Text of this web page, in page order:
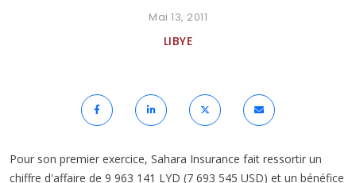
Mai 13, 2011
LIBYE
Pour son premier exercice, Sahara Insurance fait ressortir un
chiffre d'affaire de 9 963 141 LYD (7 693 545 USD) et un bénéfice